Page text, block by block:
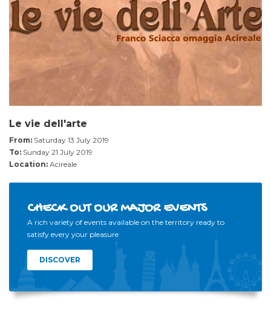
Le vie dell'arte
From: Saturday 13 July 2019
To: Sunday 21 July 2019
Location: Acireale
CHECK OUT OUR MAJOR EVENTS
A rich variety of events available on the territory ready to
satisfy every your pleasure
DISCOVER